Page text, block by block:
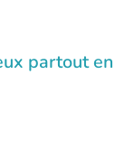
partout en